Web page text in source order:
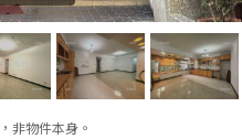
非物件本身。